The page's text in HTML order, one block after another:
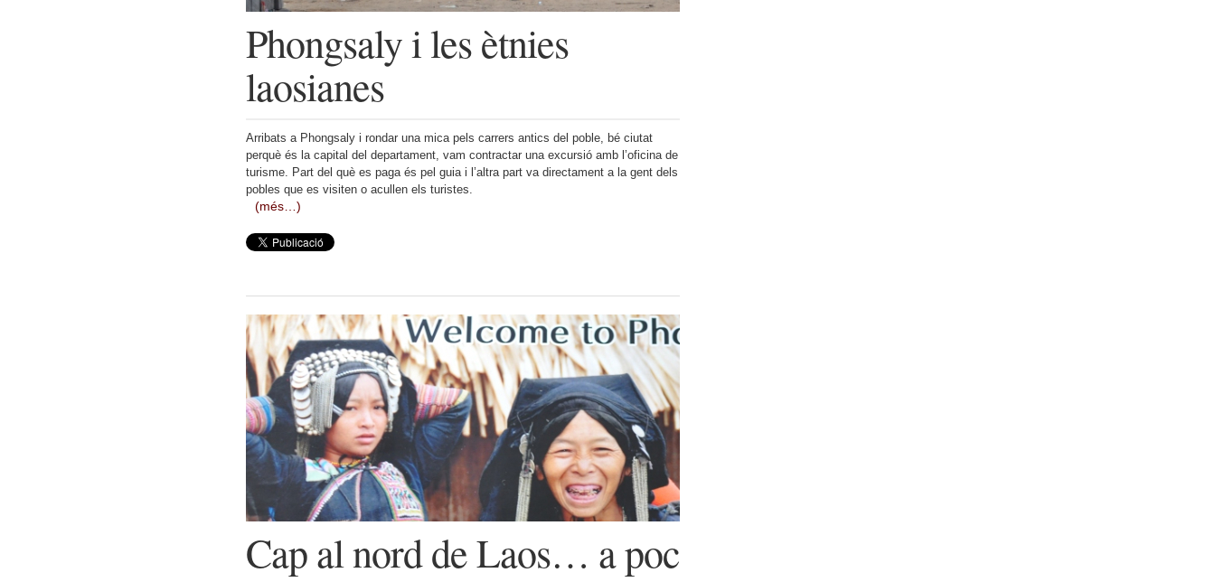
Phongsaly i les ètnies
laosianes
Arribats a Phongsaly i rondar una mica pels carrers antics del poble, bé ciutat
perquè és la capital del departament, vam contractar una excursió amb l’oficina de
turisme. Part del què es paga és pel guia i l’altra part va directament a la gent dels
pobles que es visiten o acullen els turistes.
(més…)
Cap al nord de Laos… a poc